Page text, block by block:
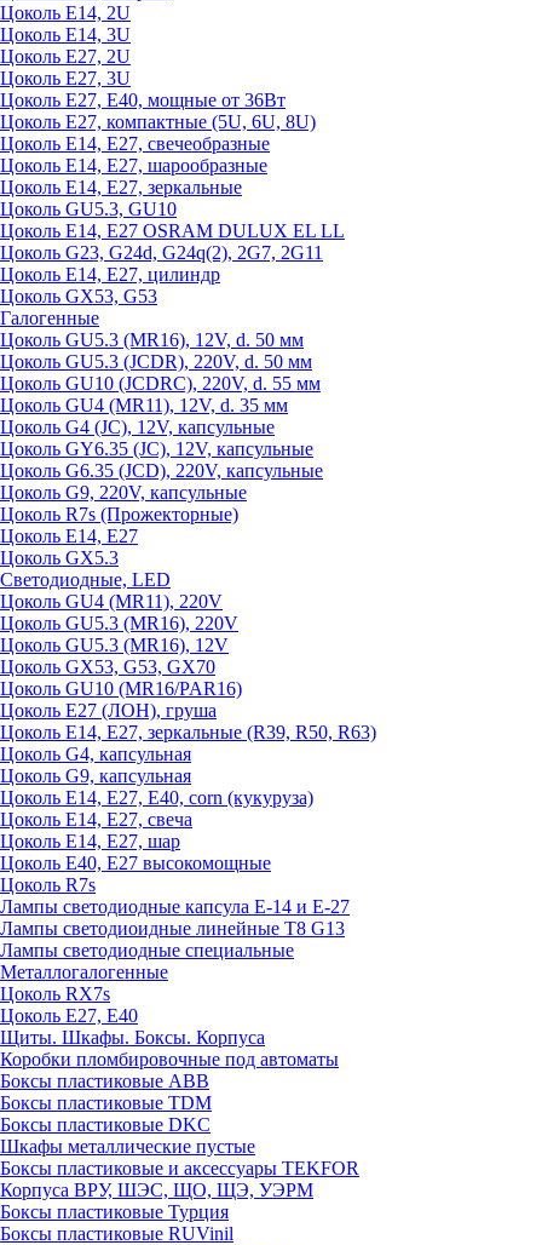
Цоколь Е14, 2U
Цоколь Е14, 3U
Цоколь Е27, 2U
Цоколь Е27, 3U
Цоколь Е27, Е40, мощные от 36Вт
Цоколь Е27, компактные (5U, 6U, 8U)
Цоколь Е14, Е27, свечеобразные
Цоколь Е14, Е27, шарообразные
Цоколь Е14, Е27, зеркальные
Цоколь GU5.3, GU10
Цоколь Е14, Е27 OSRAM DULUX EL LL
Цоколь G23, G24d, G24q(2), 2G7, 2G11
Цоколь Е14, Е27, цилиндр
Цоколь GX53, G53
Галогенные
Цоколь GU5.3 (MR16), 12V, d. 50 мм
Цоколь GU5.3 (JCDR), 220V, d. 50 мм
Цоколь GU10 (JCDRC), 220V, d. 55 мм
Цоколь GU4 (MR11), 12V, d. 35 мм
Цоколь G4 (JC), 12V, капсульные
Цоколь GY6.35 (JC), 12V, капсульные
Цоколь G6.35 (JCD), 220V, капсульные
Цоколь G9, 220V, капсульные
Цоколь R7s (Прожекторные)
Цоколь E14, E27
Цоколь GX5.3
Светодиодные, LED
Цоколь GU4 (MR11), 220V
Цоколь GU5.3 (MR16), 220V
Цоколь GU5.3 (MR16), 12V
Цоколь GX53, G53, GX70
Цоколь GU10 (MR16/PAR16)
Цоколь Е27 (ЛОН), груша
Цоколь Е14, Е27, зеркальные (R39, R50, R63)
Цоколь G4, капсульная
Цоколь G9, капсульная
Цоколь Е14, Е27, Е40, corn (кукуруза)
Цоколь Е14, Е27, свеча
Цоколь Е14, Е27, шар
Цоколь Е40, Е27 высокомощные
Цоколь R7s
Лампы светодиодные капсула Е-14 и Е-27
Лампы светодиоидные линейные T8 G13
Лампы светодиодные специальные
Металлогалогенные
Цоколь RX7s
Цоколь Е27, E40
Щиты. Шкафы. Боксы. Корпуса
Коробки пломбировочные под автоматы
Боксы пластиковые ABB
Боксы пластиковые TDM
Боксы пластиковые DKC
Шкафы металлические пустые
Боксы пластиковые и аксессуары TEKFOR
Корпуса ВРУ, ШЭС, ЩО, ЩЭ, УЭРМ
Боксы пластиковые Турция
Боксы пластиковые RUVinil